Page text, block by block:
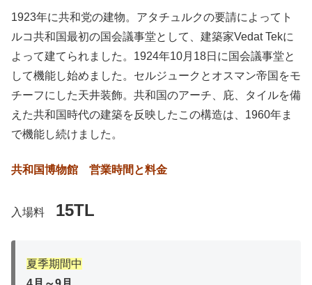
1923年に共和党の建物。アタチュルクの要請によってト
ルコ共和国最初の国会議事堂として、建築家Vedat Tekに
よって建てられました。1924年10月18日に国会議事堂と
して機能し始めました。セルジュークとオスマン帝国をモ
チーフにした天井装飾。共和国のアーチ、庇、タイルを備
えた共和国時代の建築を反映したこの構造は、1960年ま
で機能し続けました。
共和国博物館 営業時間と料金
入場料 15TL
夏季期間中